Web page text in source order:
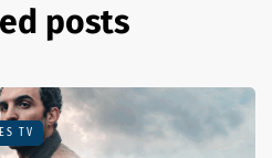
posts
TV